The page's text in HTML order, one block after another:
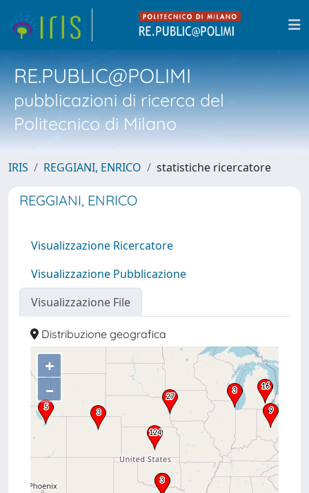
RE.PUBLIC@POLIMI
pubblicazioni di ricerca del
Politecnico di Milano
IRIS REGGIANI, ENRICO statistiche ricercatore
REGGIANI, ENRICO
Visualizzazione Ricercatore
Visualizzazione Pubblicazione
Visualizzazione File
Distribuzione geografica
+
–